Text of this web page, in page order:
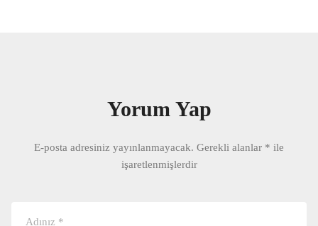
Yorum Yap
E-posta adresiniz yayınlanmayacak. Gerekli alanlar * ile
işaretlenmişlerdir